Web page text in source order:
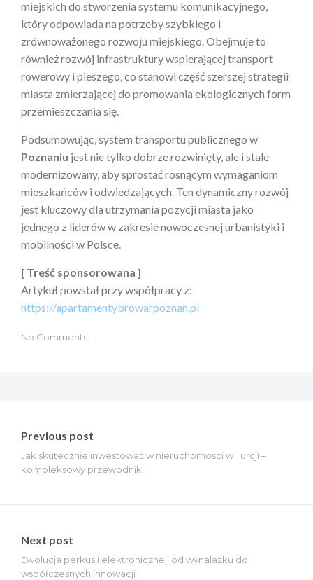
miejskich do stworzenia systemu komunikacyjnego,
który odpowiada na potrzeby szybkiego i
zrównoważonego rozwoju miejskiego. Obejmuje to
również rozwój infrastruktury wspierającej transport
rowerowy i pieszego, co stanowi część szerszej strategii
miasta zmierzającej do promowania ekologicznych form
przemieszczania się.
Podsumowując, system transportu publicznego w
Poznaniu jest nie tylko dobrze rozwinięty, ale i stale
modernizowany, aby sprostać rosnącym wymaganiom
mieszkańców i odwiedzających. Ten dynamiczny rozwój
jest kluczowy dla utrzymania pozycji miasta jako
jednego z liderów w zakresie nowoczesnej urbanistyki i
mobilności w Polsce.
[ Treść sponsorowana ]
Artykuł powstał przy współpracy z:
https://apartamentybrowarpoznan.pl
No Comments
wpisu
Previous post
Jak skutecznie inwestować w nieruchomości w Turcji –
kompleksowy przewodnik
Next post
Ewolucja perkusji elektronicznej: od wynalazku do
współczesnych innowacji